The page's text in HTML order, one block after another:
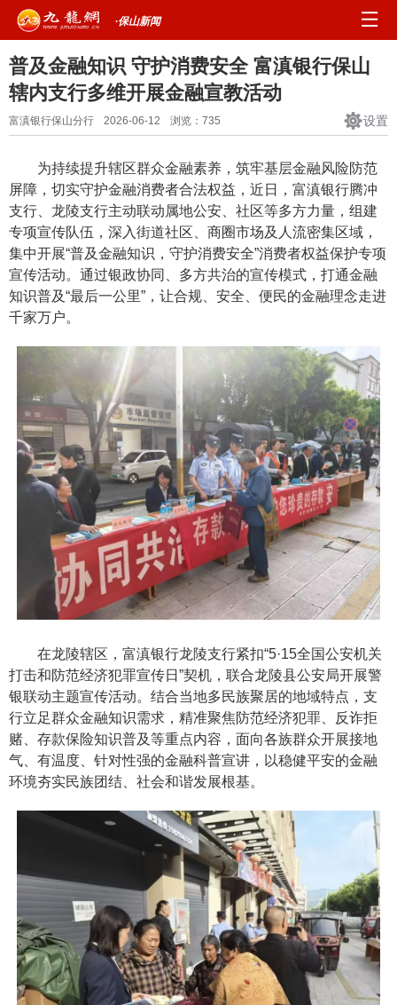
·保山新闻
普及金融知识 守护消费安全 富滇银行保山
辖内支行多维开展金融宣教活动
富滇银行保山分行 2026-06-12 浏览： 735 设置
为持续提升辖区群众金融素养，筑牢基层金融风险防范
屏障，切实守护金融消费者合法权益，近日，富滇银行腾冲
支行、龙陵支行主动联动属地公安、社区等多方力量，组建
专项宣传队伍，深入街道社区、商圈市场及人流密集区域，
集中开展“普及金融知识，守护消费安全”消费者权益保护专项
宣传活动。通过银政协同、多方共治的宣传模式，打通金融
知识普及“最后一公里”，让合规、安全、便民的金融理念走进
千家万户。
在龙陵辖区，富滇银行龙陵支行紧扣“5·15全国公安机关
打击和防范经济犯罪宣传日”契机，联合龙陵县公安局开展警
银联动主题宣传活动。结合当地多民族聚居的地域特点，支
行立足群众金融知识需求，精准聚焦防范经济犯罪、反诈拒
赌、存款保险知识普及等重点内容，面向各族群众开展接地
气、有温度、针对性强的金融科普宣讲，以稳健平安的金融
环境夯实民族团结、社会和谐发展根基。